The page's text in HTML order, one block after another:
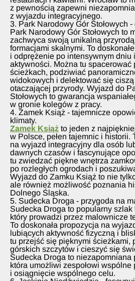
z pewnością zapewni
z wyjazdu integracyjnego.
3. Park Narodowy Gór Stołowych
Park Narodowy Gór Stołowych to
zachwyca swoją unikalną przyrodą
formacjami skalnymi. To
i odprężenie po intensywnym dniu
aktywności. Można tu spacerować
ścieżkach, podziwiać
widokowych i delektować się
otaczającej przyrody. Wyjazd do
Stołowych to gwarancja
w gronie kolegów z pracy.
4. Zamek Książ - tajemnicze
klimaty.
Zamek Książ to jeden z
w Polsce, pełen tajemnic i historii.
na wyjazd integracyjny dla osób
dawnych czasów i fascynujące
tu zwiedzać piękne wnętrza
po rozległych ogrodach i
Wyjazd do Zamku Książ to nie
ale również możliwość poznania
Dolnego Śląska.
5. Sudecka Droga - przygoda na
Sudecka Droga to popularny szlak
który prowadzi przez malownicze
To doskonała propozycja na
lubiących aktywność fizyczną i
tu przejść się pięknymi ścieżkami,
górskich szczytów i cieszyć się
Sudecka Droga to niezapomniana
która umożliwi zespołowi wspólne
i osiągnięcie wspólnego celu.